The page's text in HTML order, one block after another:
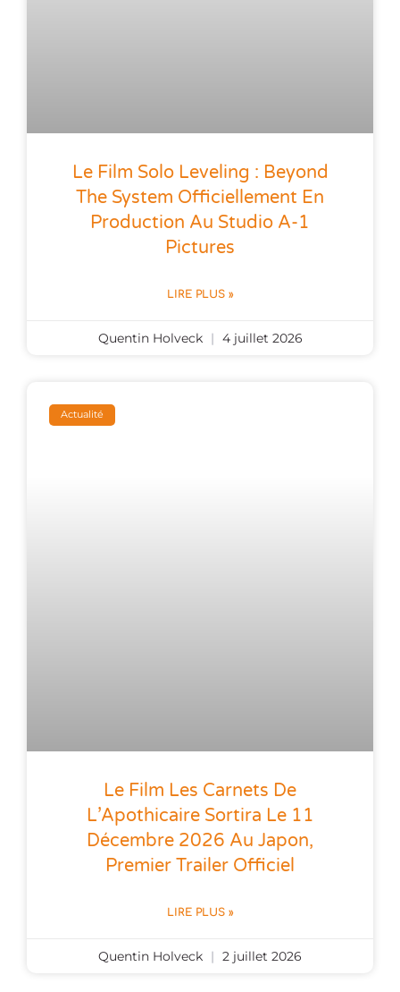
Le Film Solo Leveling : Beyond
The System Officiellement En
Production Au Studio A-1
Pictures
LIRE PLUS »
Quentin Holveck 4 juillet 2026
Actualité
Le Film Les Carnets De
L’Apothicaire Sortira Le 11
Décembre 2026 Au Japon,
Premier Trailer Officiel
LIRE PLUS »
Quentin Holveck 2 juillet 2026